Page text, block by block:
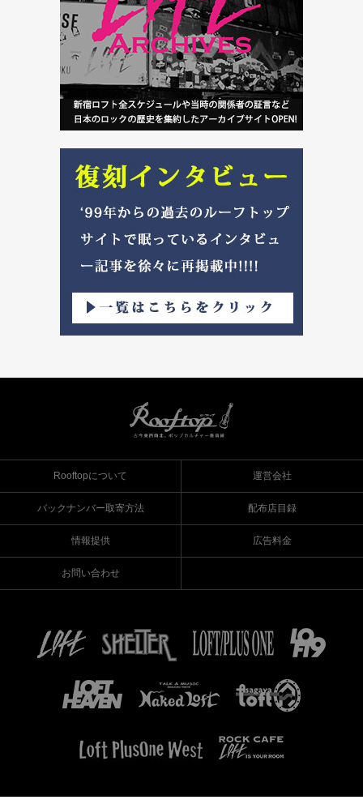
Rooftopについて 運営会社
バックナンバー取寄方法 配布店目録
情報提供 広告料金
お問い合わせ